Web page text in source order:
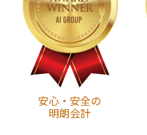
安心・安全の
明朗会計